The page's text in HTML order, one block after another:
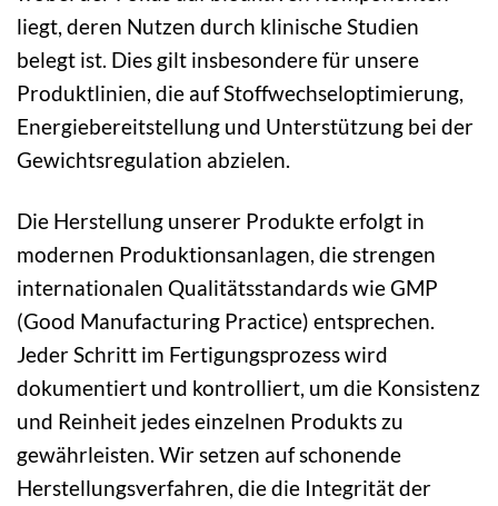
liegt, deren Nutzen durch klinische Studien
belegt ist. Dies gilt insbesondere für unsere
Produktlinien, die auf Stoffwechseloptimierung,
Energiebereitstellung und Unterstützung bei der
Gewichtsregulation abzielen.
Die Herstellung unserer Produkte erfolgt in
modernen Produktionsanlagen, die strengen
internationalen Qualitätsstandards wie GMP
(Good Manufacturing Practice) entsprechen.
Jeder Schritt im Fertigungsprozess wird
dokumentiert und kontrolliert, um die Konsistenz
und Reinheit jedes einzelnen Produkts zu
gewährleisten. Wir setzen auf schonende
Herstellungsverfahren, die die Integrität der